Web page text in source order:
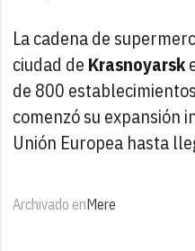
La cadena de
ciudad de Krasnoyarsk
de 800
comenzó su expansión
Unión Europea hasta
Archivado enMere